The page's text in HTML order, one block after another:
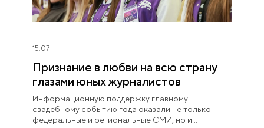
15.07
Признание в любви на всю страну
глазами юных журналистов
Информационную поддержку главному
свадебному событию года оказали не только
федеральные и региональные СМИ, но и